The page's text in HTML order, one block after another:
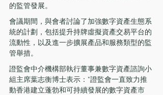
的監管發展。
會議期間，與會者討論了加強數字資產生態系
統的計劃，包括提升持牌虛擬資產交易平台的
流動性，以及進一步擴展產品和服務類型的監
管舉措。
證監會中介機構部執行董事兼數字資產諮詢小
組主席葉志衡博士表示：“證監會一直致力推
動香港建立蓬勃和可持續發展的數字資產市